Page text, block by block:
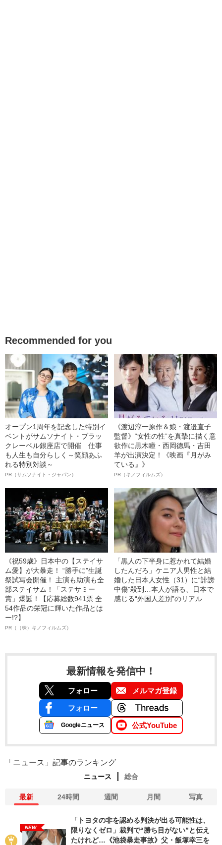
Recommended for you
オープン1周年を記念した特別イ
ベントがサムソナイト・ブラッ
クレーベル銀座店で開催 仕事
も人生も自分らしく～笑顔あふ
れる特別対談～
PR（サムソナイト・ジャパン）
《渡辺淳一原作＆娘・渡邉直子
監督》“女性の性”を真摯に描く意
欲作に黒木瞳・西岡德馬・吉田
羊が出演決定！《映画『月がみ
ている』》
PR（キノフィルムズ）
《祝59歳》日本中の【ステイサ
ム愛】が大暴走！ “勝手に”生誕
祭試写会開催！ 主演も助演も全
部ステイサム！「ステサミー
賞」爆誕！【応募総数941票 全
54作品の栄冠に輝いた作品とは
ー!?】
PR（（株）キノフィルムズ）
「黒人の下半身に惹かれて結婚
したんだろ」ケニア人男性と結
婚した日本人女性（31）に“誹謗
中傷”殺到…本人が語る、日本で
感じる“外国人差別”のリアル
最新情報を発信中！
フォロー メルマガ登録
フォロー
Googleニュース 公式YouTube
「ニュース」記事のランキング
ニュース 総合
最新 24時間 週間 月間 写真
NEW
「トヨタの非を認める判決が出る可能性は、
限りなくゼロ」裁判で“勝ち目がない”と伝え
たけれど…《池袋暴走事故》父・飯塚幸三を